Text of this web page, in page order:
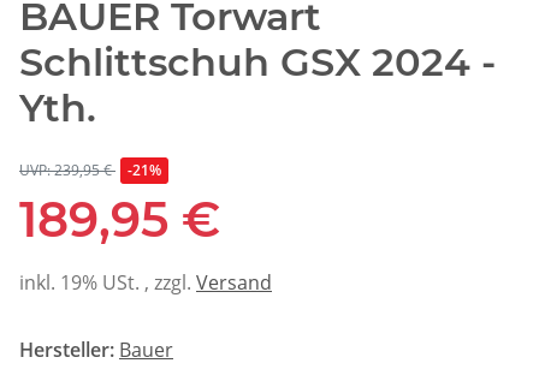
BAUER Torwart
Schlittschuh GSX 2024 -
Yth.
UVP: 239,95 € -21%
189,95 €
inkl. 19% USt. , zzgl. Versand
Hersteller: Bauer